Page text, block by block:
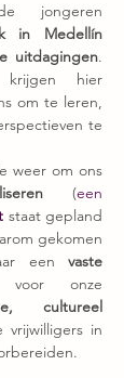
jongeren
in Medellín
uitdagingen.
hier
om te leren,
te
weer om ons
(een
staat gepland
gekomen
een vaste
onze
cultureel
in